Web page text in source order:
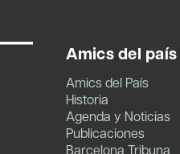
Amics del país
Amics del País
Historia
Agenda y Noticias
Publicaciones
Barcelona Tribuna